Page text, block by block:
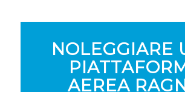
NOLEGGIARE
AEREA